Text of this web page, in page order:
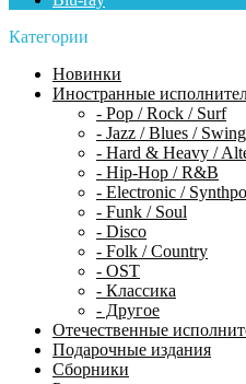
Категории
Новинки
Иностранные
- Pop / Rock / Surf
- Jazz / Blues / Swing
- Hard & Heavy /
- Hip-Hop / R&B
- Electronic /
- Funk / Soul
- Disco
- Folk / Country
- OST
- Классика
- Другое
Отечественные
Подарочные издания
Сборники